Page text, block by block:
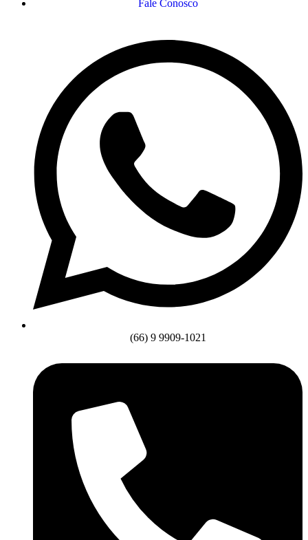
Fale Conosco
(66) 9 9909-1021